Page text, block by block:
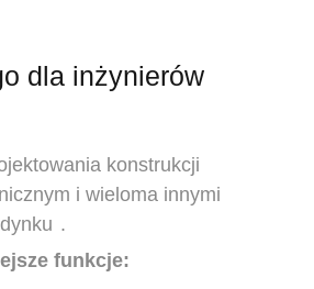
dla inżynierów
konstrukcji
i wieloma innymi
.
funkcje: